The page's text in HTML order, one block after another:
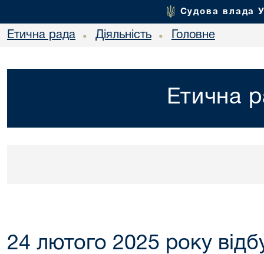
Судова влада
Етична рада • Діяльність • Головне
Етична
24 лютого 2025 року